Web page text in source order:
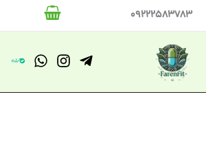
پرش
به
محتوا
09222583783